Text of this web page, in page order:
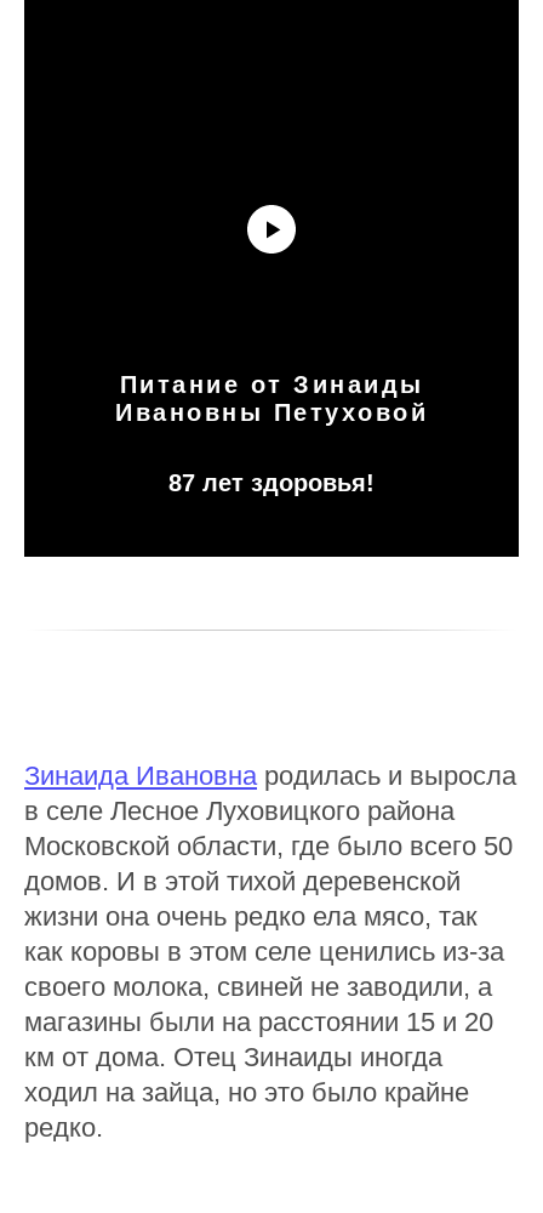
Питание от Зинаиды
Ивановны Петуховой
87 лет здоровья!
Зинаида Ивановнародилась и выросла
в селе Лесное Луховицкого района
Московской области, где было всего 50
домов. И в этой тихой деревенской
жизни она очень редко ела мясо, так
как коровы в этом селе ценились из-за
своего молока, свиней не заводили, а
магазины были на расстоянии 15 и 20
км от дома. Отец Зинаиды иногда
ходил на зайца, но это было крайне
редко.